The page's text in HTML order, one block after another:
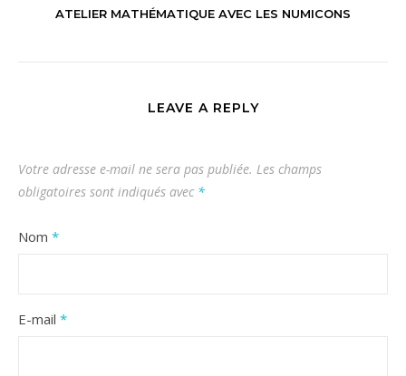
ATELIER MATHÉMATIQUE AVEC LES NUMICONS
LEAVE A REPLY
Votre adresse e-mail ne sera pas publiée. Les champs
obligatoires sont indiqués avec *
Nom *
E-mail *